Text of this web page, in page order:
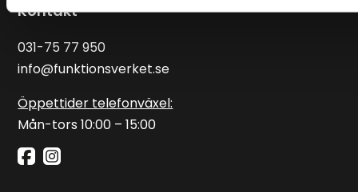
Kontakt
031-75 77 950
info@funktionsverket.se
Öppettider telefonväxel:
Mån-tors 10:00 – 15:00